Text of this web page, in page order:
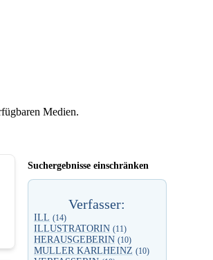
Medien.
Suchergebnisse einschränken
Verfasser:
ILL (14)
ILLUSTRATORIN (11)
HERAUSGEBERIN (10)
MULLER KARLHEINZ (10)